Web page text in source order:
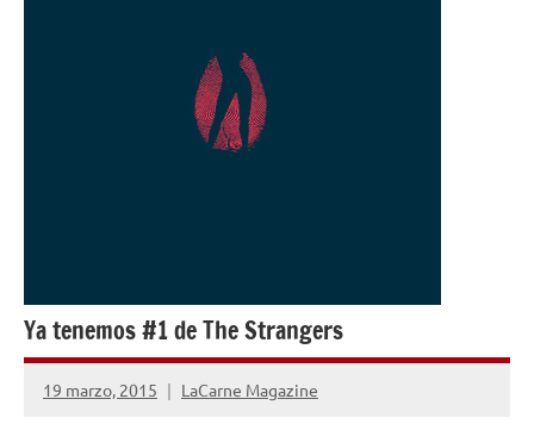
Ya tenemos #1 de The Strangers
19 marzo, 2015 LaCarne Magazine
No